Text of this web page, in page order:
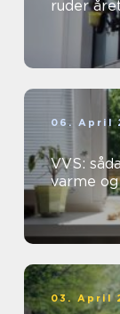
ruder
06. April
VVS:
varme
03. April